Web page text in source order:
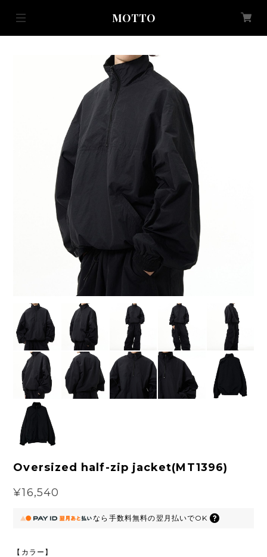
MOTTO
Oversized half-zip jacket(MT1396)
¥16,540
なら 手数料無料の翌月払いでOK
【カラー】